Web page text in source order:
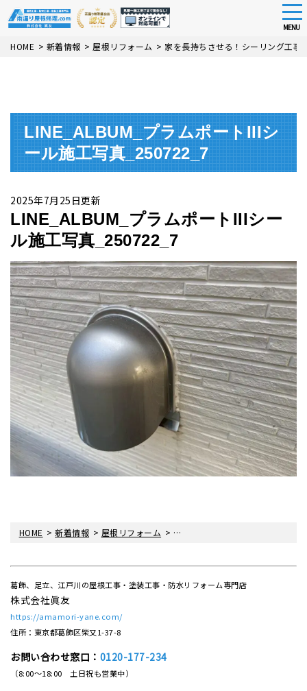
Skip
MENU
HOME > 新着情報 > 屋根リフォーム > 家を長持ちさせる！シーリング工事
LINE_ALBUM_プラムポートIIIシ
ール施工写真_250722_7
2025年7月25日更新
LINE_ALBUM_プラムポートIIIシー
ル施工写真_250722_7
HOME >新着情報 > 屋根リフォーム > 家を長持ちさせる！シーリング工
葛飾、足立、江戸川の屋根工事・塗装工事・防水リフォーム専門店
株式会社眞友
https://amamori-yane.com/
住所：東京都葛飾区柴又1-37-8
お問い合わせ窓口： 0120-177-234
（8:00～18:00 土日祝も営業中）